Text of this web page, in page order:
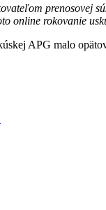
prenosovej
online rokovanie
APG malo